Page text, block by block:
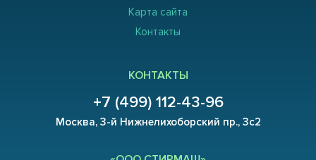
Карта сайта
Контакты
КОНТАКТЫ
+7 (499) 112-43-96
Москва, 3-й Нижнелихоборский пр., 3с2